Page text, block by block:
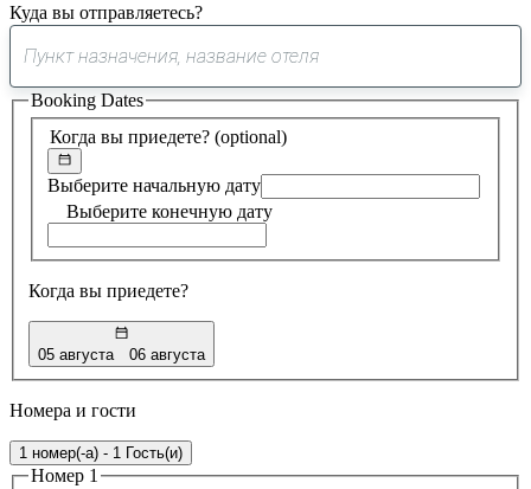
Куда вы отправляетесь?
0
предложение
найдено
Когда вы приедете? (optional)
Выберите начальную дату
Выберите конечную дату
Когда вы приедете?
05 августа 06 августа
Booking Dates
Номера и гости
1 номер(-а) - 1 Гость(и)
Номер 1